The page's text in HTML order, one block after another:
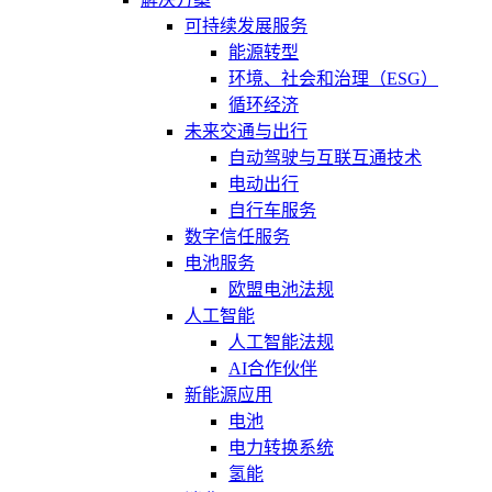
可持续发展服务
能源转型
环境、社会和治理（ESG）
循环经济
未来交通与出行
自动驾驶与互联互通技术
电动出行
自行车服务
数字信任服务
电池服务
欧盟电池法规
人工智能
人工智能法规
AI合作伙伴
新能源应用
电池
电力转换系统
氢能